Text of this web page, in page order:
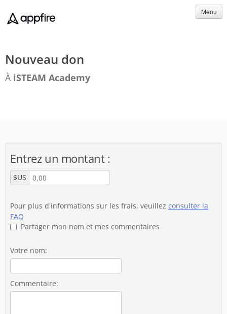
Menu
Nouveau don
À iSTEAM Academy
Entrez un montant :
$US
Pour plus d'informations sur les frais, veuillez consulter la
FAQ
Partager mon nom et mes commentaires
Votre nom:
Commentaire: